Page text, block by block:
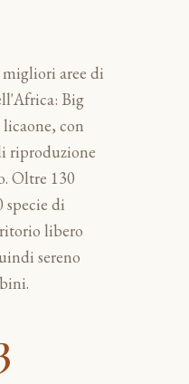
aree di
Big
con
riproduzione
Oltre 130
specie di
libero
sereno